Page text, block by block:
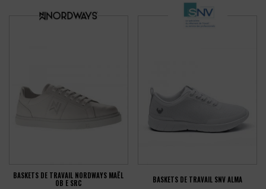
BASKETS DE TRAVAIL NORDWAYS MAËL
OB E SRC
BASKETS DE TRAVAIL SNV ALMA